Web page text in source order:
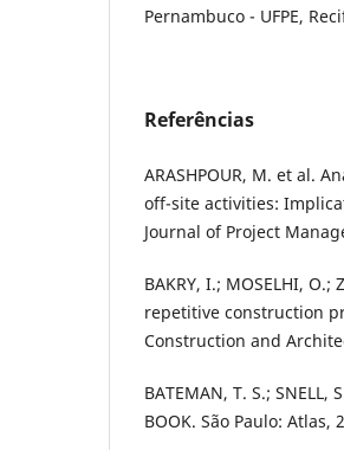
Pernambuco - UFPE,
Referências
ARASHPOUR, M. et al.
off-site activities:
Journal of Project
BAKRY, I.; MOSELHI,
repetitive construction
Construction and
BATEMAN, T. S.;
BOOK. São Paulo: Atlas,